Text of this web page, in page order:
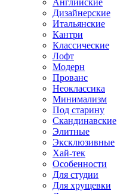
Дизайнерские
Итальянские
Кантри
Классические
Лофт
Модерн
Прованс
Неоклассика
Минимализм
Под старину
Скандинавские
Элитные
Эксклюзивные
Хай-тек
Особенности
Для студии
Для хрущевки